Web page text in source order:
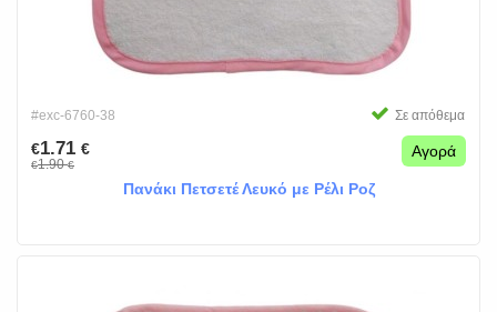
#exc-6760-38 Σε απόθεμα
€1.71 €
€1.90€
Αγορά
Πανάκι Πετσετέ Λευκό με Ρέλι Ροζ